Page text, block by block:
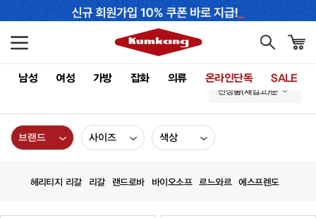
남성 여성 가방 잡화 의류 온라인단독 SALE
신상품(재입고)순
브랜드 사이즈 색상
헤리티지 리갈 리갈 랜드로바 바이오소프 르느와르 에스프렌도